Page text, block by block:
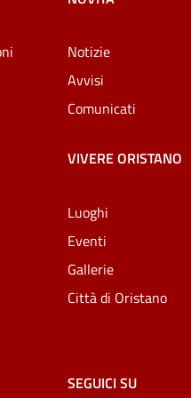
Notizie
Avvisi
Comunicati
VIVERE ORISTANO
Luoghi
Eventi
Gallerie
Città di Oristano
SEGUICI SU